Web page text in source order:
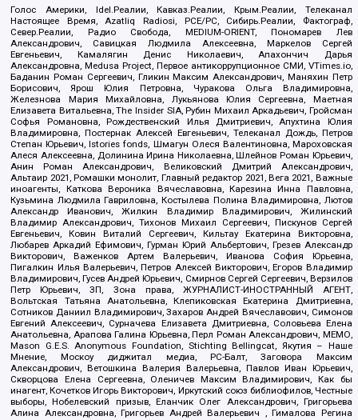
Голос Америки, Idel.Реалии, Кавказ.Реалии, Крым.Реалии, Телеканал
Настоящее Время, Azatliq Radiosi, PCE/PC, Сибирь.Реалии, Фактограф,
Север.Реалии, Радио Свобода, MEDIUM-ORIENT, Пономарев Лев
Александрович, Савицкая Людмила Алексеевна, Маркелов Сергей
Евгеньевич, Камалягин Денис Николаевич, Апахончич Дарья
Александровна, Medusa Project, Первое антикоррупционное СМИ, VTimes.io,
Баданин Роман Сергеевич, Гликин Максим Александрович, Маняхин Петр
Борисович, Ярош Юлия Петровна, Чуракова Ольга Владимировна,
Железнова Мария Михайловна, Лукьянова Юлия Сергеевна, Маетная
Елизавета Витальевна, The Insider SIA, Рубин Михаил Аркадьевич, Гройсман
Софья Романовна, Рождественский Илья Дмитриевич, Апухтина Юлия
Владимировна, Постернак Алексей Евгеньевич, Телеканал Дождь, Петров
Степан Юрьевич, Istories fonds, Шмагун Олеся Валентиновна, Мароховская
Алеся Алексеевна, Долинина Ирина Николаевна, Шлейнов Роман Юрьевич,
Анин Роман Александрович, Великовский Дмитрий Александрович,
Альтаир 2021, Ромашки монолит, Главный редактор 2021, Вега 2021, Важные
иноагенты, Каткова Вероника Вячеславовна, Карезина Инна Павловна,
Кузьмина Людмила Гавриловна, Костылева Полина Владимировна, Лютов
Александр Иванович, Жилкин Владимир Владимирович, Жилинский
Владимир Александрович, Тихонов Михаил Сергеевич, Пискунов Сергей
Евгеньевич, Ковин Виталий Сергеевич, Кильтау Екатерина Викторовна,
Любарев Аркадий Ефимович, Гурман Юрий Альбертович, Грезев Александр
Викторович, Важенков Артем Валерьевич, Иванова София Юрьевна,
Пигалкин Илья Валерьевич, Петров Алексей Викторович, Егоров Владимир
Владимирович, Гусев Андрей Юрьевич, Смирнов Сергей Сергеевич, Верзилов
Петр Юрьевич, ЗП, Зона права, ЖУРНАЛИСТ-ИНОСТРАННЫЙ АГЕНТ,
Вольтская Татьяна Анатольевна, Клепиковская Екатерина Дмитриевна,
Сотников Даниил Владимирович, Захаров Андрей Вячеславович, Симонов
Евгений Алексеевич, Сурначева Елизавета Дмитриевна, Соловьева Елена
Анатольевна, Арапова Галина Юрьевна, Перл Роман Александрович, МЕМО,
Mason G.E.S. Anonymous Foundation, Stichting Bellingcat, Якутия – Наше
Мнение, Москоу диджитал медиа, РС-Балт, Заговора Максим
Александрович, Ветошкина Валерия Валерьевна, Павлов Иван Юрьевич,
Скворцова Елена Сергеевна, Оленичев Максим Владимирович, Как бы
инагент, Кочетков Игорь Викторович, Иркутский союз библиофилов, Честные
выборы, Нобелевский призыв, Еланчик Олег Александрович, Григорьева
Алина Александровна, Григорьев Андрей Валерьевич , Гималова Регина